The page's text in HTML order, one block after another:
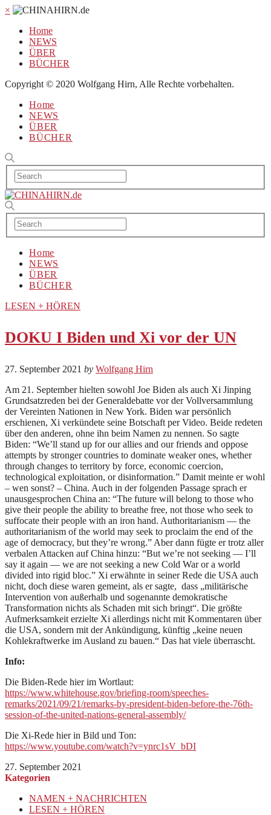
×
Home
NEWS
ÜBER
BÜCHER
Copyright © 2020 Wolfgang Hirn, Alle Rechte vorbehalten.
Home
NEWS
ÜBER
BÜCHER
Home
NEWS
ÜBER
BÜCHER
LESEN + HÖREN
DOKU I Biden und Xi vor der UN
27. September 2021 by Wolfgang Hirn
Am 21. September hielten sowohl Joe Biden als auch Xi Jinping
Grundsatzreden bei der Generaldebatte vor der Vollversammlung
der Vereinten Nationen in New York. Biden war persönlich
erschienen, Xi verkündete seine Botschaft per Video. Beide redeten
über den anderen, ohne ihn beim Namen zu nennen. So sagte
Biden: “We’ll stand up for our allies and our friends and oppose
attempts by stronger countries to dominate weaker ones, whether
through changes to territory by force, economic coercion,
technological exploitation, or disinformation.” Damit meinte er wohl
– wen sonst? – China. Auch in der folgenden Passage sprach er
unausgesprochen China an: “The future will belong to those who
give their people the ability to breathe free, not those who seek to
suffocate their people with an iron hand. Authoritarianism — the
authoritarianism of the world may seek to proclaim the end of the
age of democracy, but they’re wrong.” Aber dann fügte er trotz aller
verbalen Attacken auf China hinzu: “But we’re not seeking — I’ll
say it again — we are not seeking a new Cold War or a world
divided into rigid bloc.” Xi erwähnte in seiner Rede die USA auch
nicht, doch diese waren gemeint, als er sagte, dass „militärische
Intervention von außerhalb und sogenannte demokratische
Transformation nichts als Schaden mit sich bringt“. Die größte
Aufmerksamkeit erzielte Xi allerdings nicht mit Kommentaren über
die USA, sondern mit der Ankündigung, künftig „keine neuen
Kohlekraftwerke im Ausland zu bauen.“ Das hat viele überrascht.
Info:
Die Biden-Rede hier im Wortlaut:
https://www.whitehouse.gov/briefing-room/speeches-
remarks/2021/09/21/remarks-by-president-biden-before-the-76th-
session-of-the-united-nations-general-assembly/
Die Xi-Rede hier in Bild und Ton:
https://www.youtube.com/watch?v=ynrc1sV_bDI
27. September 2021
Kategorien
NAMEN + NACHRICHTEN
LESEN + HÖREN